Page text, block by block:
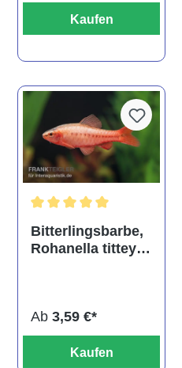
Kaufen
von 5 von 5 Sternen
Bitterlingsbarbe,
Rohanella titteya,
Ab 3,59 €*
Kaufen